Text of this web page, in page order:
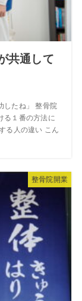
共通して
したね」 整骨院
る１番の方法に
る人の違い こん
整骨院開業